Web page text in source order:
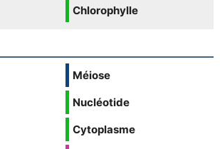
Chlorophylle
Méiose
Nucléotide
Cytoplasme